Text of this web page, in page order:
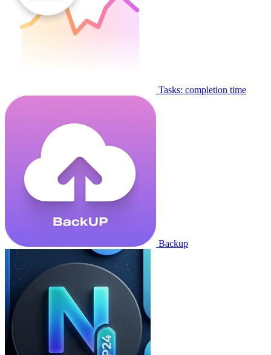
Tasks: completion time
Backup